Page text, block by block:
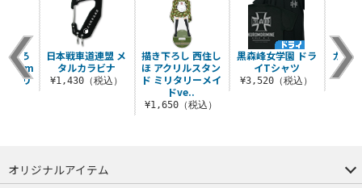
描き下ろし 西住し
ほ アクリルスタン
ド ミリタリーメイ
ドve..
¥1,650（税込）
黒森峰女学園 ドラ
イTシャツ
¥3,520（税込）
カチ
リル
下ろ
100cm
ミリ
日本戦車道連盟 メ
タルカラビナ
¥1,430（税込）
オリジナルアイテム